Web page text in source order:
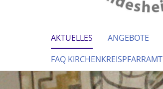
AKTUELLES ANGEBOTE
FAQ KIRCHENKREISPFARRAMT